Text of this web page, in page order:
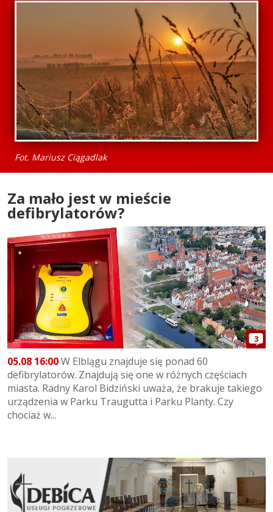
Fot. Mariusz Ciągadlak
Za mało jest w mieście
defibrylatorów?
3
05.08 16:00W Elblągu znajduje się ponad 60
defibrylatorów. Znajdują się one w różnych częściach
miasta. Radny Karol Bidziński uważa, że brakuje takiego
urządzenia w Parku Traugutta i Parku Planty. Czy
chociaż w...